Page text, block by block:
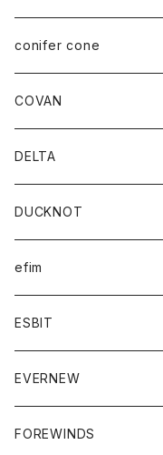
conifer cone
COVAN
DELTA
DUCKNOT
efim
ESBIT
EVERNEW
FOREWINDS